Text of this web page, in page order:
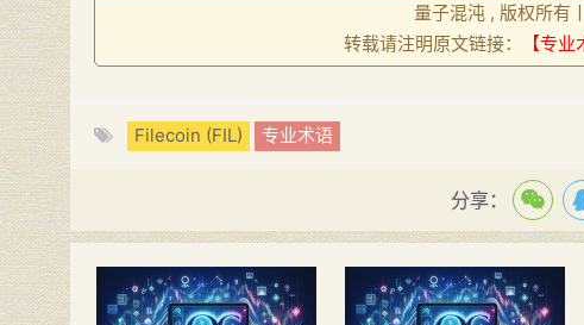
量子混沌 , 版权所有
转载请注明原文链接：
【专
Filecoin (FIL) 专业术语
分享：